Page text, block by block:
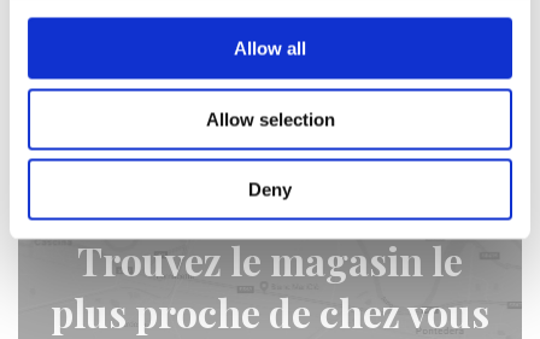
Allow all
Allow selection
Deny
Trouvez le magasin le
plus proche de chez vous